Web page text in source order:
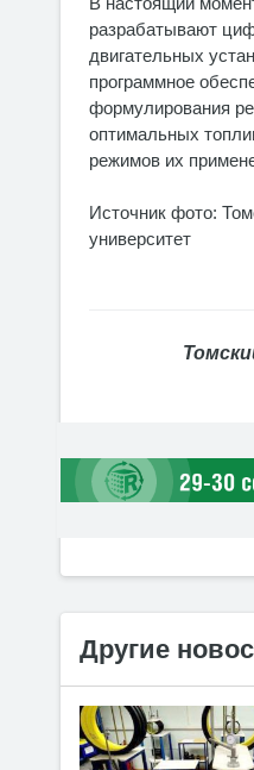
разрабатывают
двигательных
программное
формулирования
оптимальных
режимов их
Источник фото:
университет
Другие